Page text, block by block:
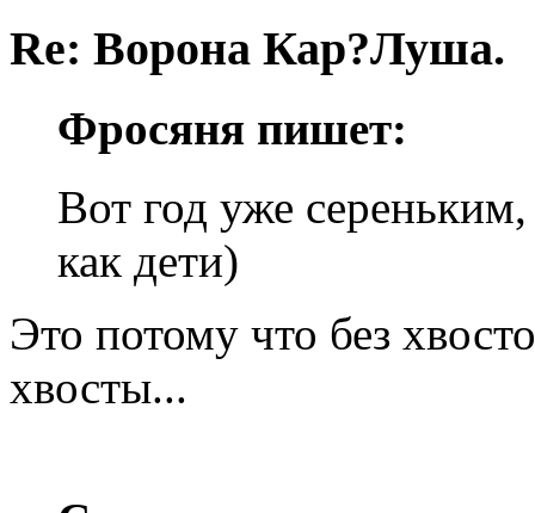
Re: Ворона Кар?Луша.
Фросяня пишет:
Вот год уже
как дети)
Это потому что без
хвосты...